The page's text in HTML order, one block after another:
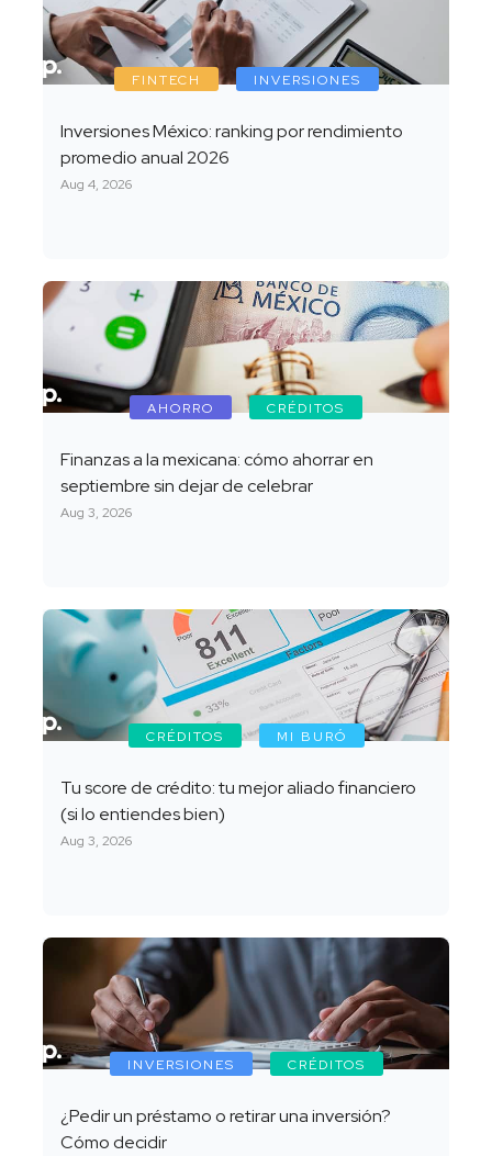
FINTECH INVERSIONES
Inversiones México: ranking por rendimiento
promedio anual 2026
Aug 4, 2026
AHORRO CRÉDITOS
Finanzas a la mexicana: cómo ahorrar en
septiembre sin dejar de celebrar
Aug 3, 2026
CRÉDITOS MI BURÓ
Tu score de crédito: tu mejor aliado financiero
(si lo entiendes bien)
Aug 3, 2026
INVERSIONES CRÉDITOS
¿Pedir un préstamo o retirar una inversión?
Cómo decidir